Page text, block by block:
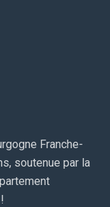
Franche-
soutenue par la